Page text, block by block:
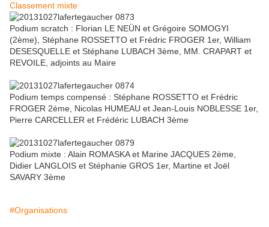
Classement mixte
Podium scratch : Florian LE NEÜN et Grégoire SOMOGYI
(2ème), Stéphane ROSSETTO et Frédric FROGER 1er, William
DESESQUELLE et Stéphane LUBACH 3ème, MM. CRAPART et
REVOILE, adjoints au Maire
Podium temps compensé : Stéphane ROSSETTO et Frédric
FROGER 2ème, Nicolas HUMEAU et Jean-Louis NOBLESSE 1er,
Pierre CARCELLER et Frédéric LUBACH 3ème
Podium mixte : Alain ROMASKA et Marine JACQUES 2ème,
Didier LANGLOIS et Stéphanie GROS 1er, Martine et Joël
SAVARY 3ème
#Organisations